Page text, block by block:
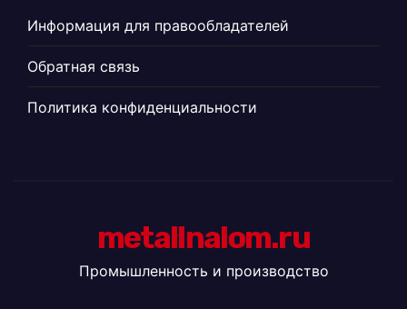
Информация для правообладателей
Обратная связь
Политика конфиденциальности
metallnalom.ru
Промышленность и производство